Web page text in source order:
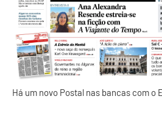
Há um novo Postal nas bancas com o